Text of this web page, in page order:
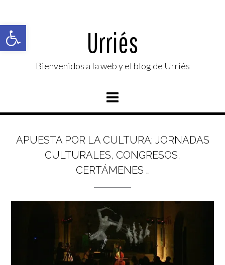
Abrir barra de herramientas
contenido
Urriés
Bienvenidos a la web y el blog de Urriés
APUESTA POR LA CULTURA; JORNADAS
CULTURALES, CONGRESOS,
CERTÁMENES …